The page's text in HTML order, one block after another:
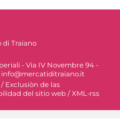
di Traiano
- Via IV Novembre 94 -
info@mercatiditraiano.it
/ Exclusiòn de las
del sitio web /XML-rss